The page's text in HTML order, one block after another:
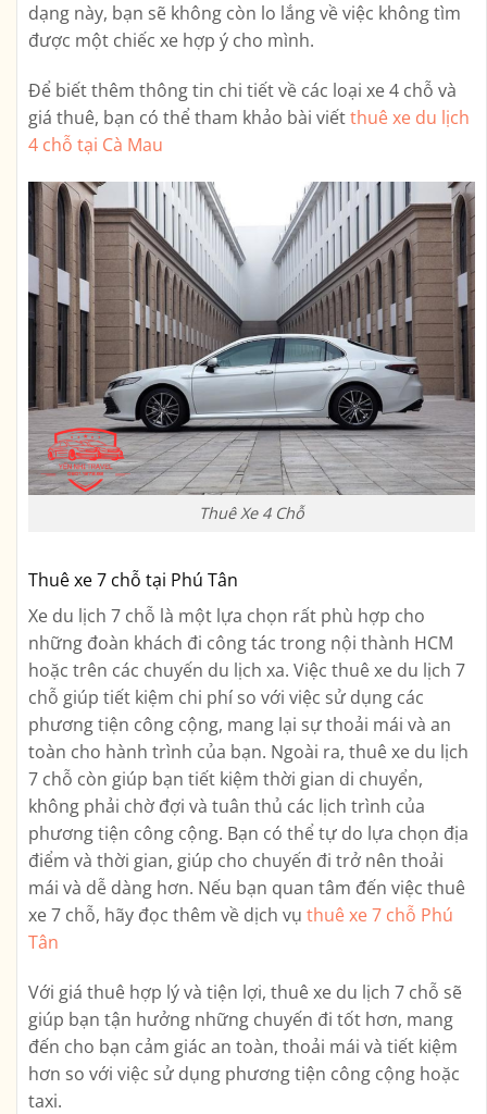
dạng này, bạn sẽ không còn lo lắng về việc không tìm
được một chiếc xe hợp ý cho mình.
Để biết thêm thông tin chi tiết về các loại xe 4 chỗ và
giá thuê, bạn có thể tham khảo bài viếtthuê xe du lịch
4 chỗ tại Cà Mau
Thuê Xe 4 Chỗ
Thuê xe 7 chỗ tại Phú Tân
Xe du lịch 7 chỗ là một lựa chọn rất phù hợp cho
những đoàn khách đi công tác trong nội thành HCM
hoặc trên các chuyến du lịch xa. Việc thuê xe du lịch 7
chỗ giúp tiết kiệm chi phí so với việc sử dụng các
phương tiện công cộng, mang lại sự thoải mái và an
toàn cho hành trình của bạn. Ngoài ra, thuê xe du lịch
7 chỗ còn giúp bạn tiết kiệm thời gian di chuyển,
không phải chờ đợi và tuân thủ các lịch trình của
phương tiện công cộng. Bạn có thể tự do lựa chọn địa
điểm và thời gian, giúp cho chuyến đi trở nên thoải
mái và dễ dàng hơn. Nếu bạn quan tâm đến việc thuê
xe 7 chỗ, hãy đọc thêm về dịch vụ thuê xe 7 chỗ Phú
Tân
Với giá thuê hợp lý và tiện lợi, thuê xe du lịch 7 chỗ sẽ
giúp bạn tận hưởng những chuyến đi tốt hơn, mang
đến cho bạn cảm giác an toàn, thoải mái và tiết kiệm
hơn so với việc sử dụng phương tiện công cộng hoặc
taxi.